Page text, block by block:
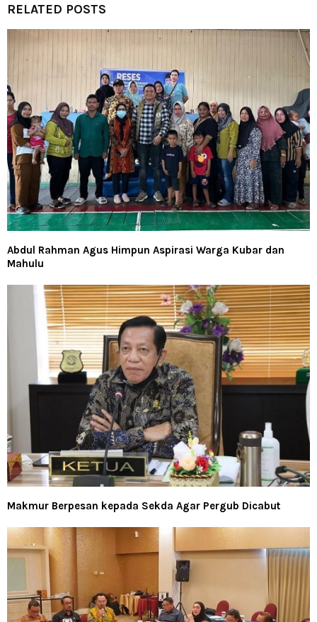
RELATED POSTS
Abdul Rahman Agus Himpun Aspirasi Warga Kubar dan
Mahulu
Makmur Berpesan kepada Sekda Agar Pergub Dicabut